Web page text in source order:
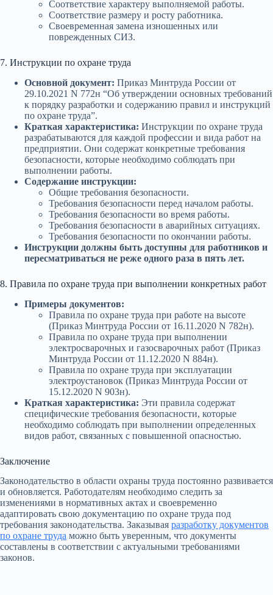
Соответствие характеру выполняемой работы.
Соответствие размеру и росту работника.
Своевременная замена изношенных или
поврежденных СИЗ.
7. Инструкции по охране труда
Основной документ: Приказ Минтруда России от
29.10.2021 N 772н “Об утверждении основных требований
к порядку разработки и содержанию правил и инструкций
по охране труда”.
Краткая характеристика: Инструкции по охране труда
разрабатываются для каждой профессии и вида работ на
предприятии. Они содержат конкретные требования
безопасности, которые необходимо соблюдать при
выполнении работы.
Содержание инструкции:
Общие требования безопасности.
Требования безопасности перед началом работы.
Требования безопасности во время работы.
Требования безопасности в аварийных ситуациях.
Требования безопасности по окончании работы.
Инструкции должны быть доступны для работников и
пересматриваться не реже одного раза в пять лет.
8. Правила по охране труда при выполнении конкретных работ
Примеры документов:
Правила по охране труда при работе на высоте
(Приказ Минтруда России от 16.11.2020 N 782н).
Правила по охране труда при выполнении
электросварочных и газосварочных работ (Приказ
Минтруда России от 11.12.2020 N 884н).
Правила по охране труда при эксплуатации
электроустановок (Приказ Минтруда России от
15.12.2020 N 903н).
Краткая характеристика: Эти правила содержат
специфические требования безопасности, которые
необходимо соблюдать при выполнении определенных
видов работ, связанных с повышенной опасностью.
Заключение
Законодательство в области охраны труда постоянно развивается
и обновляется. Работодателям необходимо следить за
изменениями в нормативных актах и своевременно
адаптировать свою документацию по охране труда под
требования законодательства. Заказывая разработку документов
по охране труда можно быть уверенным, что документы
составлены в соответствии с актуальными требованиями
законов.